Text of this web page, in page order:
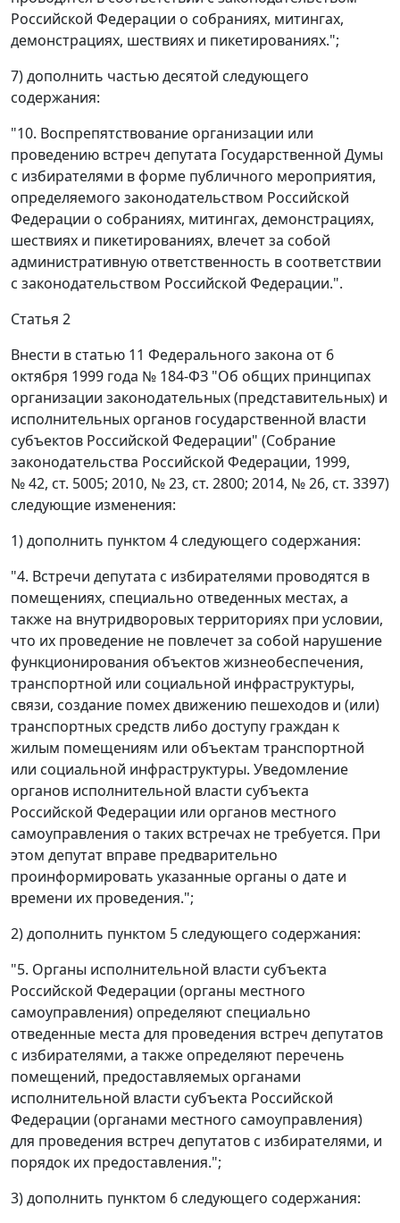
Российской Федерации о собраниях, митингах,
демонстрациях, шествиях и пикетированиях.";
7) дополнить частью десятой следующего
содержания:
"10. Воспрепятствование организации или
проведению встреч депутата Государственной Думы
с избирателями в форме публичного мероприятия,
определяемого законодательством Российской
Федерации о собраниях, митингах, демонстрациях,
шествиях и пикетированиях, влечет за собой
административную ответственность в соответствии
с законодательством Российской Федерации.".
Статья 2
Внести в статью 11 Федерального закона от 6
октября 1999 года № 184-ФЗ "Об общих принципах
организации законодательных (представительных) и
исполнительных органов государственной власти
субъектов Российской Федерации" (Собрание
законодательства Российской Федерации, 1999,
№ 42, ст. 5005; 2010, № 23, ст. 2800; 2014, № 26, ст. 3397)
следующие изменения:
1) дополнить пунктом 4 следующего содержания:
"4. Встречи депутата с избирателями проводятся в
помещениях, специально отведенных местах, а
также на внутридворовых территориях при условии,
что их проведение не повлечет за собой нарушение
функционирования объектов жизнеобеспечения,
транспортной или социальной инфраструктуры,
связи, создание помех движению пешеходов и (или)
транспортных средств либо доступу граждан к
жилым помещениям или объектам транспортной
или социальной инфраструктуры. Уведомление
органов исполнительной власти субъекта
Российской Федерации или органов местного
самоуправления о таких встречах не требуется. При
этом депутат вправе предварительно
проинформировать указанные органы о дате и
времени их проведения.";
2) дополнить пунктом 5 следующего содержания:
"5. Органы исполнительной власти субъекта
Российской Федерации (органы местного
самоуправления) определяют специально
отведенные места для проведения встреч депутатов
с избирателями, а также определяют перечень
помещений, предоставляемых органами
исполнительной власти субъекта Российской
Федерации (органами местного самоуправления)
для проведения встреч депутатов с избирателями, и
порядок их предоставления.";
3) дополнить пунктом 6 следующего содержания: